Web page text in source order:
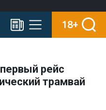
18+
рейс
трамвай